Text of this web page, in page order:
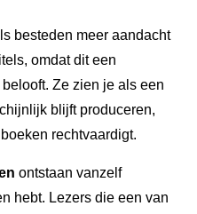
besteden meer aandacht
omdat dit een
Ze zien je als een
blijft produceren,
rechtvaardigt.
ontstaan vanzelf
hebt. Lezers die een van